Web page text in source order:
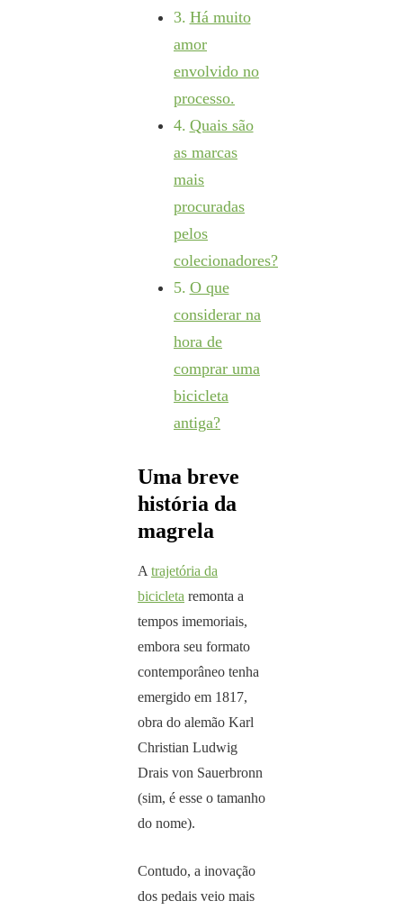
Há muito
amor
envolvido no
processo.
Quais são
as marcas
mais
procuradas
pelos
colecionadores?
O que
considerar na
hora de
comprar uma
bicicleta
antiga?
Uma breve
história da
magrela
A trajetória da
bicicleta remonta a
tempos imemoriais,
embora seu formato
contemporâneo tenha
emergido em 1817,
obra do alemão Karl
Christian Ludwig
Drais von Sauerbronn
(sim, é esse o tamanho
do nome).
Contudo, a inovação
dos pedais veio mais